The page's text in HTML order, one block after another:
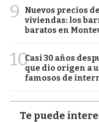
9
Nuevos precios
viviendas: los
baratos en
10Casi 30 años
que dio origen a
famosos de
Te puede